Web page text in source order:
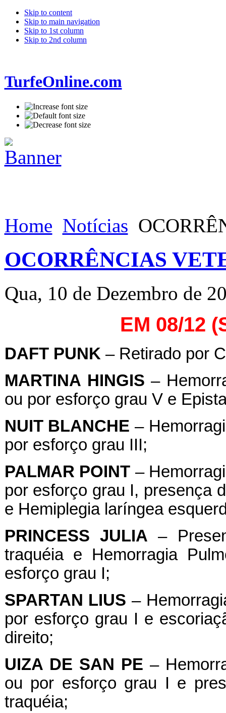
Skip to content
Skip to main navigation
Skip to 1st column
Skip to 2nd column
TurfeOnline.com
Home Notícias
OCORRÊNCIAS
Qua, 10 de Dezembro de
EM 08/12
DAFT PUNK – Retirado por
MARTINA HINGIS –
ou por esforço grau V e
NUIT BLANCHE –
por esforço grau III;
PALMAR POINT –
por esforço grau I, presença
e Hemiplegia laríngea
PRINCESS JULIA –
traquéia e Hemorragia
esforço grau I;
SPARTAN LIUS –
por esforço grau I e
direito;
UIZA DE SAN PE –
ou por esforço grau I e
traquéia;